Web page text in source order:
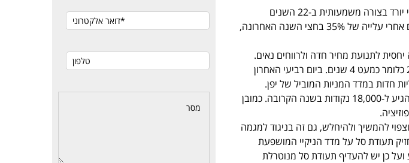
כלל שני- השקעה ל-5 שנים במניות תמיד תרוויח- מדד הניקיי יורד בצורה משמעותית ב-22 השנים
האחרונות. בשנת 1990 עמד הניקיי על יותר מ-40,000 והיום אחרי עלייה של 35% בחצי השנה האחרונה,
לתנועת מחיר חדה ולרווחים נאים.
מדד הניקיי נע בתחום 8,340-11,000 נקודות מאז מרץ 2009 כלומר כמעט 4 שנים. ביום רביעי האחרון
עליות חדות במדד המניות המוביל של יפן.
להערכתי העלייה צפויה להיות חדה מאוד ומדד הניקיי צפוי להגיע ל-18,000 נקודות בשנה הקרובה. כמובן
להמשיך ולהיחלש, גם זה בניגוד למגמה
תעודת סל על מדד הניקיי המושפעת
כן יש להעדיף תעודת סל מנוטרלת